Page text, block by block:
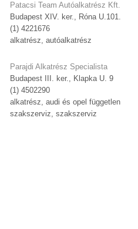
Patacsi Team Autóalkatrész Kft.
Budapest XIV. ker., Róna U.101.
(1) 4221676
alkatrész, autóalkatrész
Parajdi Alkatrész Specialista
Budapest III. ker., Klapka U. 9
(1) 4502290
alkatrész, audi és opel független
szakszerviz, szakszerviz